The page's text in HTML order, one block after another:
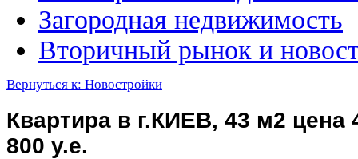
Загородная недвижимость
Вторичный рынок и
Вернуться к: Новостройки
Квартира в г.КИЕВ, 43 м2 цена
800 у.е.